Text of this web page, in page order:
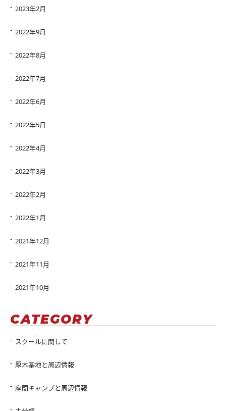
2023年2月
2022年9月
2022年8月
2022年7月
2022年6月
2022年5月
2022年4月
2022年3月
2022年2月
2022年1月
2021年12月
2021年11月
2021年10月
CATEGORY
スクールに関して
厚木基地と周辺情報
座間キャンプと周辺情報